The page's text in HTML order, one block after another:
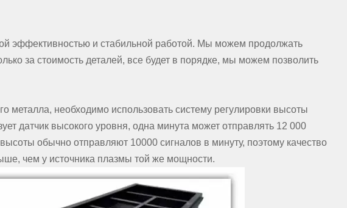
эффективностью и стабильной работой. Мы можем продолжать
за стоимость деталей, все будет в порядке, мы можем позволить
металла, необходимо использовать систему регулировки высоты
датчик высокого уровня, одна минута может отправлять 12 000
обычно отправляют 10000 сигналов в минуту, поэтому качество
чем у источника плазмы той же мощности.